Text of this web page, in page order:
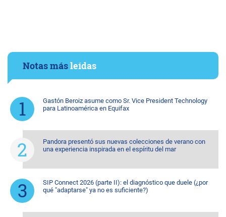
Notas másleídas
Gastón Beroiz asume como Sr. Vice President Technology
para Latinoamérica en Equifax
Pandora presentó sus nuevas colecciones de verano con
una experiencia inspirada en el espíritu del mar
SIP Connect 2026 (parte II): el diagnóstico que duele (¿por
qué "adaptarse" ya no es suficiente?)